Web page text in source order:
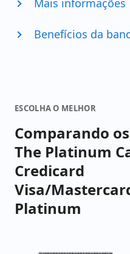
Mais informações
Benefícios da
ESCOLHA O MELHOR
Comparando
The Platinum
Credicard
Visa/
Platinum